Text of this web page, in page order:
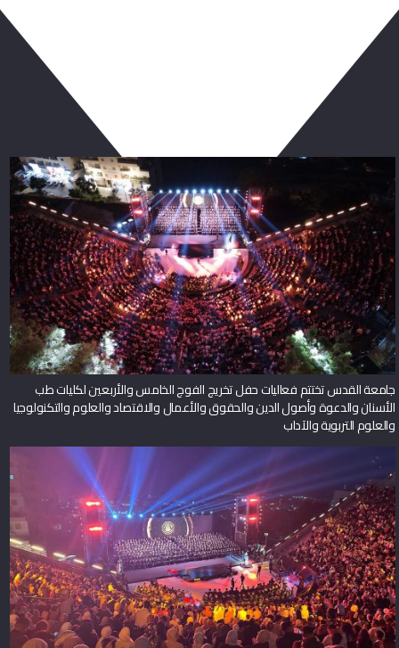
جامعة القدس تختتم فعاليات حفل تخريج الفوج الخامس والأربعين لكليات طب
الأسنان والدعوة وأصول الدين والحقوق والأعمال والاقتصاد والعلوم والتكنولوجيا
والعلوم التربوية والآداب